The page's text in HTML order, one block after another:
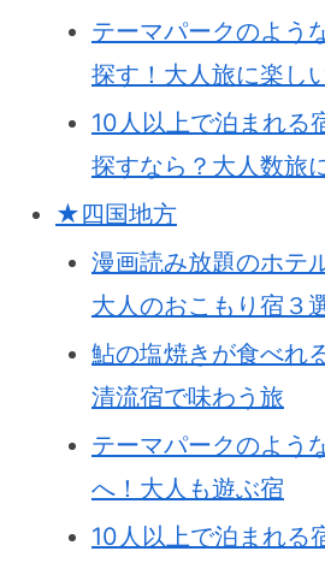
テーマパークのよう
探す！大人旅に楽し
10人以上で泊まれる
探すなら？大人数旅
★四国地方
漫画読み放題のホテ
大人のおこもり宿３
鮎の塩焼きが食べれ
清流宿で味わう旅
テーマパークのよう
へ！大人も遊ぶ宿
10人以上で泊まれる